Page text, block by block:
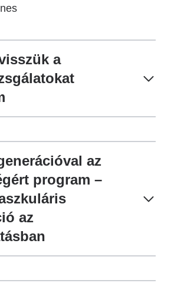
a
az
program –
az